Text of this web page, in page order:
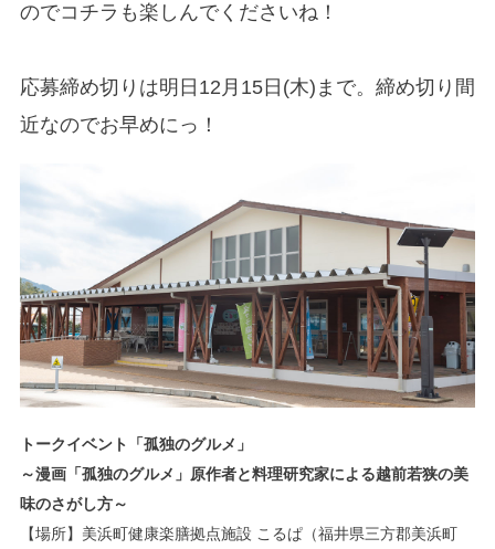
のでコチラも楽しんでくださいね！
応募締め切りは明日12月15日(木)まで。締め切り間
近なのでお早めにっ！
トークイベント「孤独のグルメ」
～漫画「孤独のグルメ」原作者と料理研究家による越前若狭の美
味のさがし方～
【場所】美浜町健康楽膳拠点施設 こるぱ（福井県三方郡美浜町